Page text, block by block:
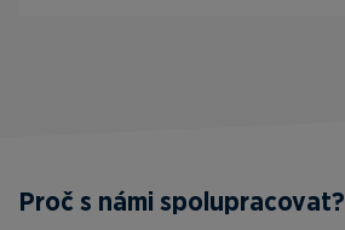
Proč s námi spolupracovat?